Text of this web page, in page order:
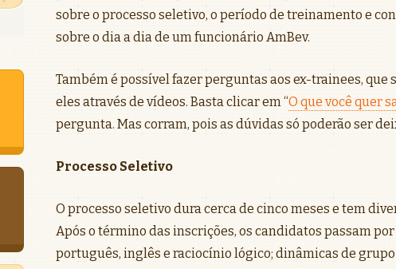
sobre o processo seletivo, o período de treinamento e
sobre o dia a dia de um funcionário AmBev.
Também é possível fazer perguntas aos ex-trainees, que
eles através de vídeos. Basta clicar em “O que você quer
pergunta. Mas corram, pois as dúvidas só poderão ser
Processo Seletivo
O processo seletivo dura cerca de cinco meses e tem
Após o término das inscrições, os candidatos passam
português, inglês e raciocínio lógico; dinâmicas de